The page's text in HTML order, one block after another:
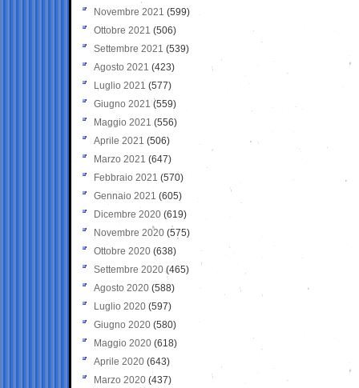
Novembre 2021 (599)
Ottobre 2021 (506)
Settembre 2021 (539)
Agosto 2021 (423)
Luglio 2021 (577)
Giugno 2021(559)
Maggio 2021 (556)
Aprile 2021 (506)
Marzo 2021 (647)
Febbraio 2021 (570)
Gennaio 2021 (605)
Dicembre 2020 (619)
Novembre 2020 (575)
Ottobre 2020 (638)
Settembre 2020(465)
Agosto 2020 (588)
Luglio 2020 (597)
Giugno 2020 (580)
Maggio 2020 (618)
Aprile 2020 (643)
Marzo 2020 (437)